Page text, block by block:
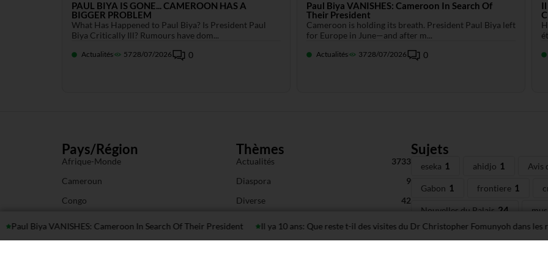
PAUL BIYA IS GONE... CAMEROON HAS A
BIGGER PROBLEM
What Has Happened to Paul Biya? Is President Paul
Biya Critically Ill? Rumours have dom...
Actualités 5728/07/2026 0
Paul Biya VANISHES: Cameroon In Search Of
Their President
Cameroon is holding its breath. President Paul Biya left
for Europe in June—and after m...
Actualités 3728/07/2026 0
Pays/Région
Afrique-Monde
Cameroun
Congo
Guinée Equatoriale
Thèmes
Actualités
3733
Diaspora
9
Diverse
42
Santé
43
Sujets
eseka 1 ahidjo 1 Avis
Gabon 1 frontiere 1
Nouvelles du Palais 24
camerounaise encentes 1
Biya VANISHES: Cameroon In Search Of Their President Il ya 10 ans: Que reste t-il des visites du Dr Christopher Fomunyoh dans les régions